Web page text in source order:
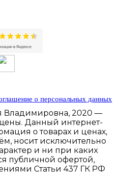
о персональных данных
2020 —
Данный интернет-
о товарах и ценах,
носит исключительно
и ни при каких
публичной офертой,
Статьи 437 ГК РФ